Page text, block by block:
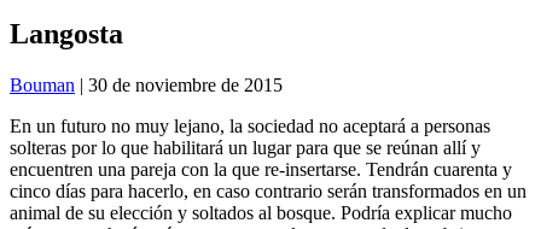
Langosta
Bouman | 30 de noviembre de 2015
En un futuro no muy lejano, la sociedad no aceptará a personas
solteras por lo que habilitará un lugar para que se reúnan allí y
encuentren una pareja con la que re-insertarse. Tendrán cuarenta y
cinco días para hacerlo, en caso contrario serán transformados en un
animal de su elección y soltados al bosque. Podría explicar mucho